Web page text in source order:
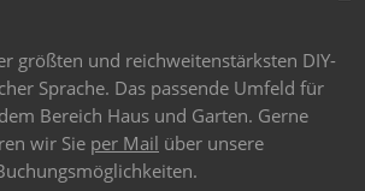
größten und reichweitenstärksten DIY-
Sprache. Das passende Umfeld für
Bereich Haus und Garten. Gerne
wir Sie per Mail über unsere